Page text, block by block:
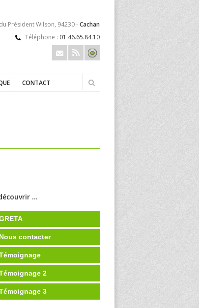
Président Wilson, 94230 -Cachan
Téléphone : 01.46.65.84.10
CONTACT
...
Nous contacter
2
3